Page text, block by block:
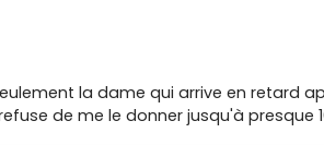
la dame qui arrive en retard
de me le donner jusqu'à